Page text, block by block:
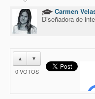
Carmen
Diseñadora de
▲ ▼
0VOTOS